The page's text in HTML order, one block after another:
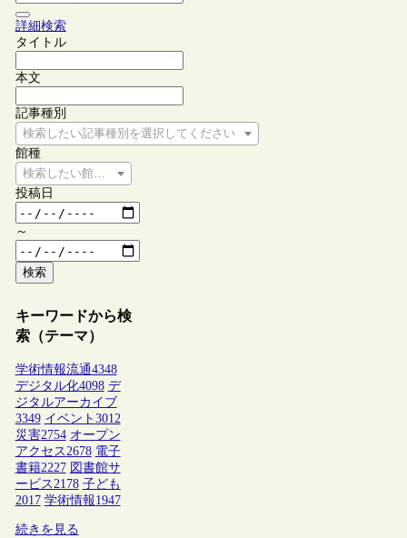
詳細検索
タイトル
本文
記事種別
検索したい記事種別を選択してください
館種
検索したい館種を選択してください
投稿日
～
検索
キーワードから検
索（テーマ）
学術情報流通4348
デジタル化4098 デ
ジタルアーカイブ
3349 イベント 3012
災害2754 オープン
アクセス 2678 電子
書籍2227 図書館サ
ービス 2178 子ども
2017 学術情報1947
続きを見る